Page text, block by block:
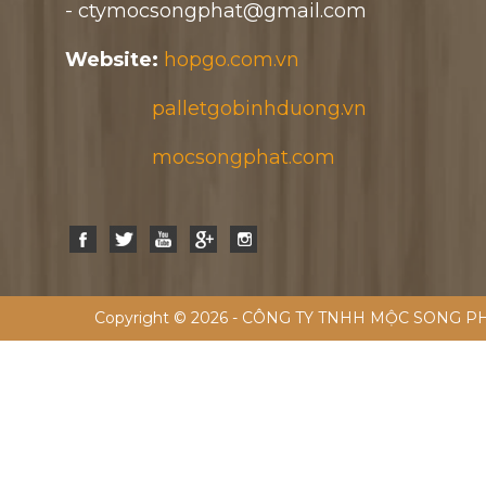
- ctymocsongphat@gmail.com
Website: hopgo.com.vn
palletgobinhduong.vn
mocsongphat.com
Copyright © 2026 - CÔNG TY TNHH MỘC SONG